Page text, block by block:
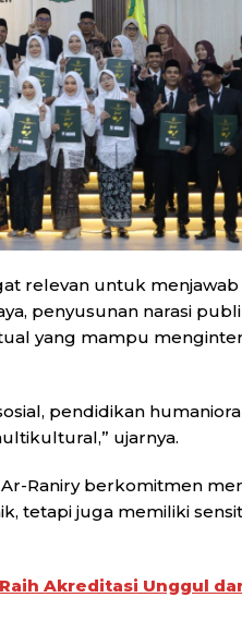
relevan untuk
penyusunan narasi
yang mampu
pendidikan
ujarnya.
Raniry berkomitmen
tetapi juga memiliki
Akreditasi Unggul